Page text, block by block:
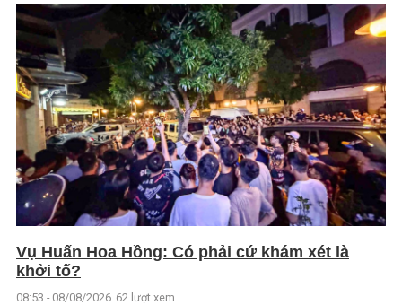
Vụ Huấn Hoa Hồng: Có phải cứ khám xét là
khởi tố?
08:53 - 08/08/2026 62 lượt xem